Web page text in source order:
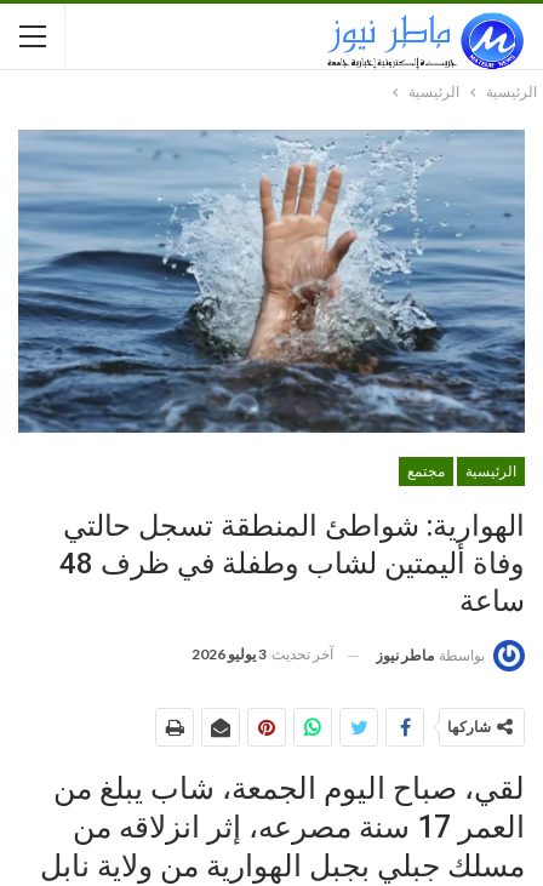
الرئيسية الرئيسية
الرئيسية مجتمع
الهوارية: شواطئ المنطقة تسجل حالتي
وفاة أليمتين لشاب وطفلة في ظرف 48
ساعة
بواسطة ماطر نيوز آخر تحديث 3 يوليو 2026
شاركها
لقي، صباح اليوم الجمعة، شاب يبلغ من
العمر 17 سنة مصرعه، إثر انزلاقه من
مسلك جبلي بجبل الهوارية من ولاية نابل